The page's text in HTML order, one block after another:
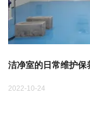
洁净室的日常维护保
2022-10-24